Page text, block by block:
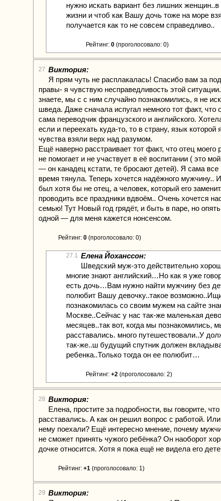
нужно искать вариант без лишних
жизни и чтоб как Вашу дочь тоже на море
получается как то не совсем справедливо..
Рейтинг: 0 (проголосовало: 0)
27 Виктория:
Я прям чуть не расплакалась! Спасибо вам за
правы- я чувствую несправедливость этой
знаете, мы с с ним случайно познакомились, я не
шведа. Даже сначала испугал немного тот факт,
сама переводчик французского и английского.
если и переехать куда-то, то в страну, язык
чувства взяли верх над разумом.
Ещё наверно расстраивает тот факт, что отец моего
не помогает и не участвует в её воспитании ( это
— он канадец кстати, те бросают детей). Я сама все
время тянула. Теперь хочется надёжного мужчину..
был хотя бы не отец, а человек, который его
проводить все праздники вдвоём.. Очень хочется
семью! Тут Новый год грядёт, и быть в паре, но
одной — для меня кажется нонсенсом.
Рейтинг: 0 (проголосовало: 0)
27.1 Елена Йоханссон:
Шведский муж-это действительно
многие знают английский…Но как я уже
есть дочь…Вам нужно найти мужчину без
полюбит Вашу девочку..такое
познакомилась со своим мужем на сайте
Москве..Сейчас у нас так-же маленькая
месяцев..так вот, когда мы познакомились,
расставались. много путешествовали..У
так-же..ш будущий спутник должен
ребенка..Только тогда он ее полюбит…
Рейтинг: +2 (проголосовало: 2)
28 Виктория:
Елена, простите за подробности, вы говорите,
расставались. А как он решил вопрос с работой.
нему поехали? Ещё интересно мнение, почему
не сможет принять чужого ребёнка? Он наоборот
дочке относится. Хотя я пока ещё не видела его
Рейтинг: +1 (проголосовало: 1)
29 Виктория: